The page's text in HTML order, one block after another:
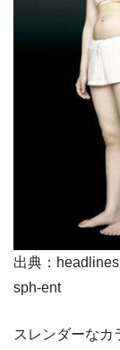
出典：
sph-ent
スレンダーなカ